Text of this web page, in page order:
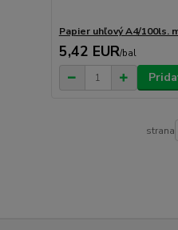
Papier uhľový A4/100ls.
5,42 EUR/bal
strana